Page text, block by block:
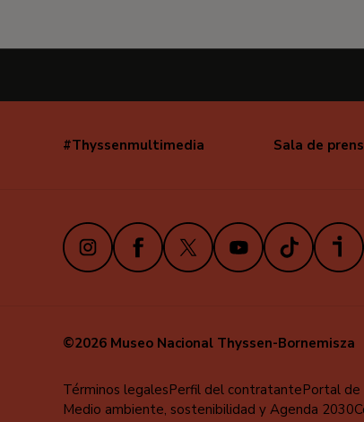
Navegación
#Thyssenmultimedia Sala de
InstagramFacebook
X YoutubeTikTokiVoox
©2026 Museo Nacional Thyssen-Bornemisza
Menú
al
Términos legalesPerfil del contratantePortal de
Medio ambiente, sostenibilidad y Agenda 2030